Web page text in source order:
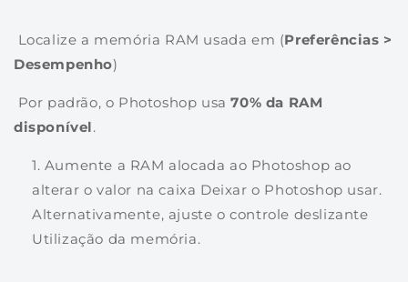
Localize a memória RAM usada em (Preferências >
Desempenho)
Por padrão, o Photoshop usa70% da RAM
disponível.
Aumente a RAM alocada ao Photoshop ao
alterar o valor na caixa Deixar o Photoshop usar.
Alternativamente, ajuste o controle deslizante
Utilização da memória.